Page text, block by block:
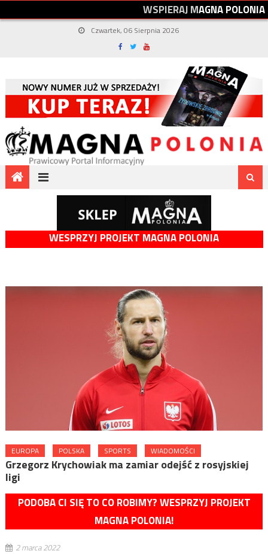
WSPIERAJMAGNAPOLONIA
Czwartek, 06 Sierpnia 2026
WESPRZYJ PROJEKT MAGNA POLONIA
EUROPA POLSKA SPORTS WIADOMOŚCI
Grzegorz Krychowiak ma zamiar odejść z rosyjskiej
ligi
PODOBA CI SIĘ TO CO ROBIMY? WESPRZYJ PROJEKT
MAGNA POLONIA!
2 marca 2022